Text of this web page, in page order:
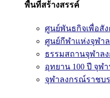
พื้นที่สร้างสรรค์
ศูนย์พันธกิจเพื่อสั
ศูนย์กีฬาแห่งจุฬา
ธรรมสถานจุฬาล
อุทยาน 100 ปี จุฬา
จุฬาลงกรณ์ราชบ